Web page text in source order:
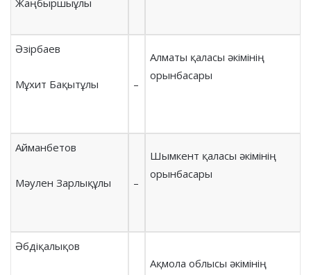
Жаңбыршыұлы
Әзірбаев
Мұхит Бақытұлы –
Алматы қаласы әкімінің
орынбасары
Айманбетов
Мәулен Зарлықұлы –
Шымкент қаласы әкімінің
орынбасары
Әбдіқалықов
Ақмола облысы әкімінің